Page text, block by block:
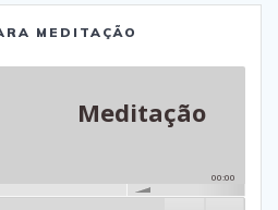
MEDITAÇÃO
Meditação
00:00